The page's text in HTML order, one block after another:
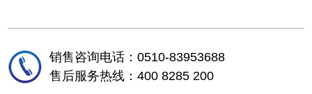
销售咨询电话：0510-83953688
售后服务热线：400 8285 200